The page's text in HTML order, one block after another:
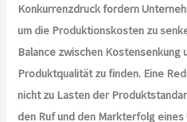
Konkurrenzdruck fordern
um die Produktionskosten zu
Balance zwischen Kostensenkung
Produktqualität zu finden. Eine
nicht zu Lasten der
den Ruf und den Markterfolg